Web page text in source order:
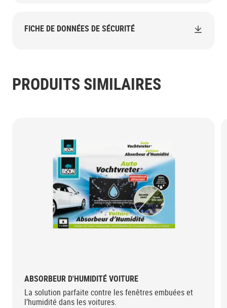
FICHE DE DONNÉES DE SÉCURITÉ
PRODUITS SIMILAIRES
ABSORBEUR D'HUMIDITÉ VOITURE
La solution parfaite contre les fenêtres embuées et
l’humidité dans les voitures.